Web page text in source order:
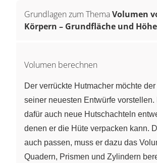
Grundlagen zum ThemaVolumen
Körpern – Grundfläche und Höhe
Volumen berechnen
Der verrückte Hutmacher möchte
seiner neuesten Entwürfe vorstellen.
dafür auch neue Hutschachteln
denen er die Hüte verpacken kann.
auch passen, muss er dazu das
Quadern, Prismen und Zylindern